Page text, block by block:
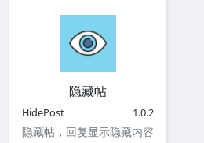
隐藏帖
HidePost 1.0.2
隐藏帖，回复显示隐藏内容